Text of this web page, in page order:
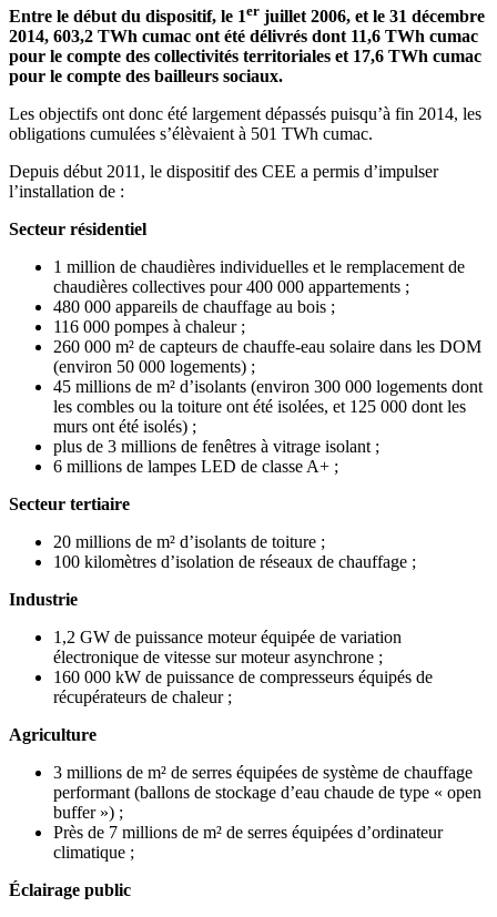
Entre le début du dispositif, le 1er juillet 2006, et le 31 décembre
2014, 603,2 TWh cumac ont été délivrés dont 11,6 TWh cumac
pour le compte des collectivités territoriales et 17,6 TWh cumac
pour le compte des bailleurs sociaux.
Les objectifs ont donc été largement dépassés puisqu’à fin 2014, les
obligations cumulées s’élèvaient à 501 TWh cumac.
Depuis début 2011, le dispositif des CEE a permis d’impulser
l’installation de :
Secteur résidentiel
1 million de chaudières individuelles et le remplacement de
chaudières collectives pour 400 000 appartements ;
480 000 appareils de chauffage au bois ;
116 000 pompes à chaleur ;
260 000 m² de capteurs de chauffe-eau solaire dans les DOM
(environ 50 000 logements) ;
45 millions de m² d’isolants (environ 300 000 logements dont
les combles ou la toiture ont été isolées, et 125 000 dont les
murs ont été isolés) ;
plus de 3 millions de fenêtres à vitrage isolant ;
6 millions de lampes LED de classe A+ ;
Secteur tertiaire
20 millions de m² d’isolants de toiture ;
100 kilomètres d’isolation de réseaux de chauffage ;
Industrie
1,2 GW de puissance moteur équipée de variation
électronique de vitesse sur moteur asynchrone ;
160 000 kW de puissance de compresseurs équipés de
récupérateurs de chaleur ;
Agriculture
3 millions de m² de serres équipées de système de chauffage
performant (ballons de stockage d’eau chaude de type « open
buffer ») ;
Près de 7 millions de m² de serres équipées d’ordinateur
climatique ;
Éclairage public